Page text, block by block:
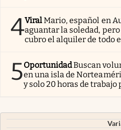
4ViralMario, español en
aguantar la soledad,
cubro el alquiler de todo
5OportunidadBuscan
en una isla de
y solo 20 horas de trabajo